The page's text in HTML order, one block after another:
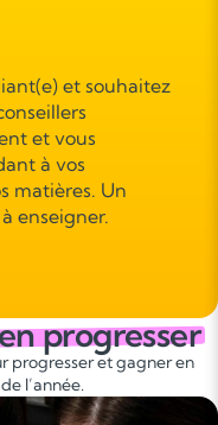
et souhaitez
et vous
à vos
matières. Un
enseigner.
progresser
progresser et gagner en
l’année.